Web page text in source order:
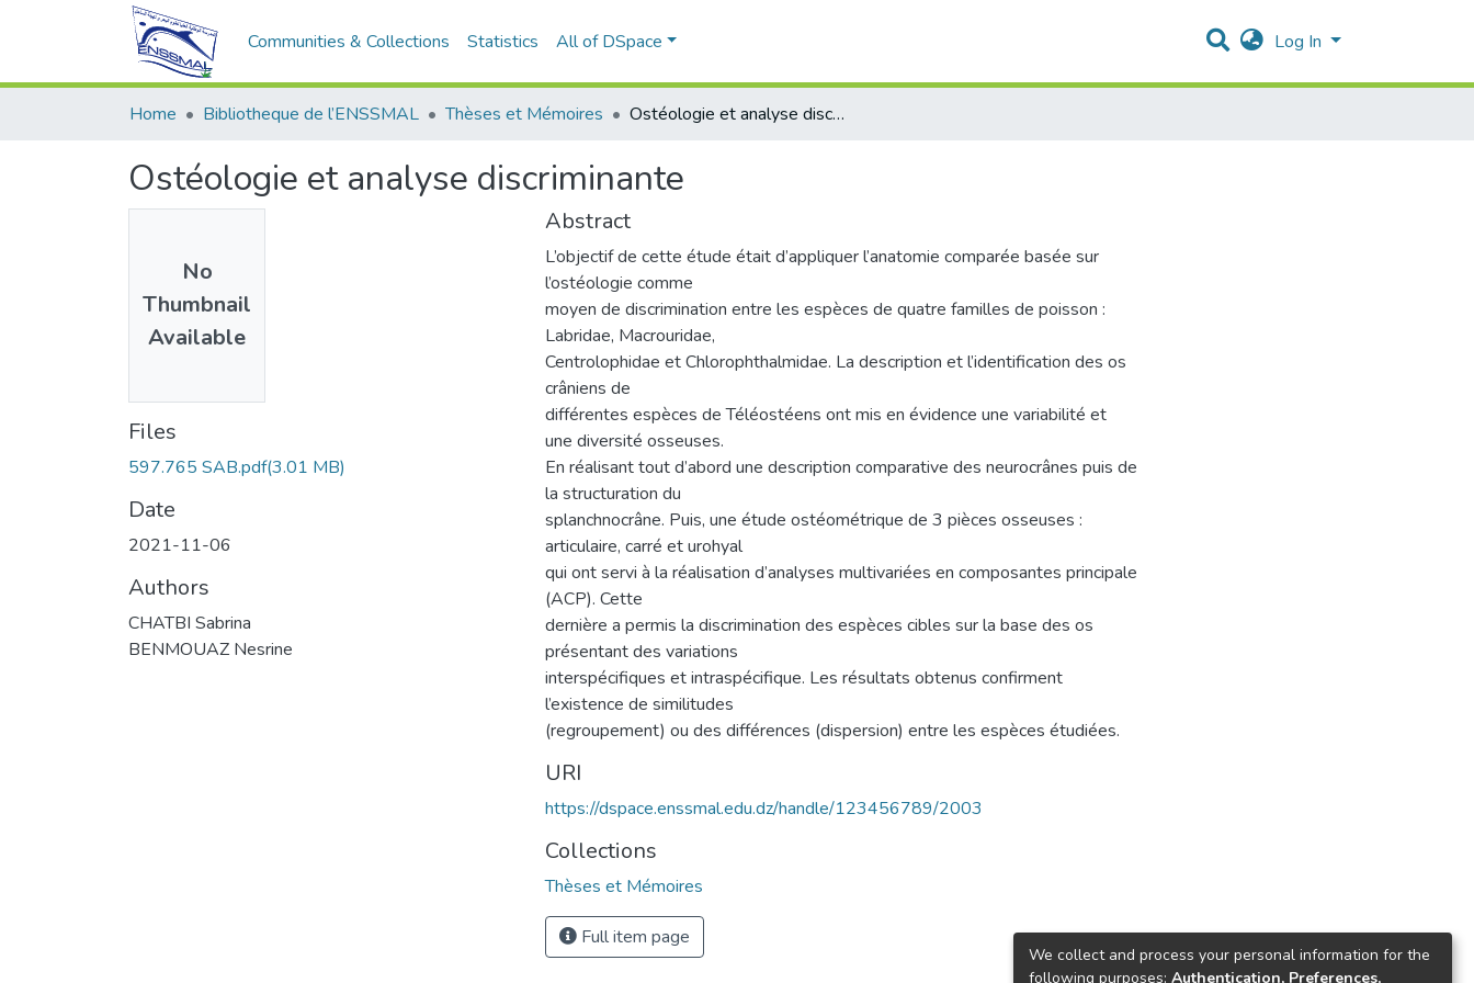
Communities & Collections Statistics All of DSpace Log In
Home Bibliotheque de l’ENSSMAL Thèses et Mémoires Ostéologie et analyse discriminante
Ostéologie et analyse discriminante
No
Thumbnail
Available
Files
597.765 SAB.pdf(3.01 MB)
Date
2021-11-06
Authors
CHATBI Sabrina
BENMOUAZ Nesrine
Abstract
L’objectif de cette étude était d’appliquer l’anatomie comparée basée sur
l’ostéologie comme
moyen de discrimination entre les espèces de quatre familles de poisson :
Labridae, Macrouridae,
Centrolophidae et Chlorophthalmidae. La description et l’identification des os
crâniens de
différentes espèces de Téléostéens ont mis en évidence une variabilité et
une diversité osseuses.
En réalisant tout d’abord une description comparative des neurocrânes puis de
la structuration du
splanchnocrâne. Puis, une étude ostéométrique de 3 pièces osseuses :
articulaire, carré et urohyal
qui ont servi à la réalisation d’analyses multivariées en composantes principale
(ACP). Cette
dernière a permis la discrimination des espèces cibles sur la base des os
présentant des variations
interspécifiques et intraspécifique. Les résultats obtenus confirment
l’existence de similitudes
(regroupement) ou des différences (dispersion) entre les espèces étudiées.
URI
https://dspace.enssmal.edu.dz/handle/123456789/2003
Collections
Thèses et Mémoires
Full item page
We collect and process your personal information for the
following purposes: Authentication, Preferences,